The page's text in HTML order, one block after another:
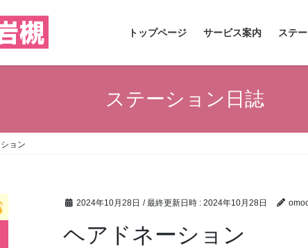
トップページ サービス案内 ステ
ステーション日誌
ョン
2024年10月28日 / 最終更新日時 : 2024年10月28日
ヘアドネーション